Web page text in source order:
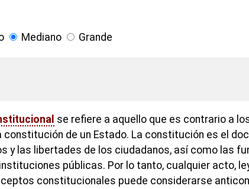
Mediano Grande
se refiere a aquello que es contrario a
constitución de un Estado. La constitución es el
y las libertades de los ciudadanos, así como las
públicas. Por lo tanto, cualquier acto,
constitucionales puede considerarse